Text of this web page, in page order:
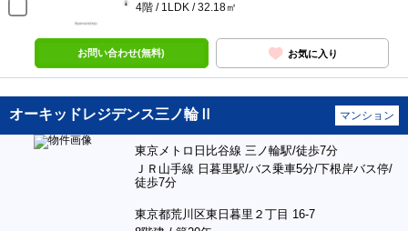
4階 / 1LDK / 32.18㎡
お問い合わせ(無料) お気に入り
オーキッドレジデンス三ノ輪Ⅱ マンション
東京メトロ日比谷線 三ノ輪駅/徒歩7分
ＪＲ山手線 日暮里駅/バス乗車5分/下根岸バス停/
徒歩7分
東京都荒川区東日暮里２丁目 16-7